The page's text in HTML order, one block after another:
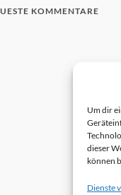
Um dir
dieser
können
Dienste
KOMMENTARE